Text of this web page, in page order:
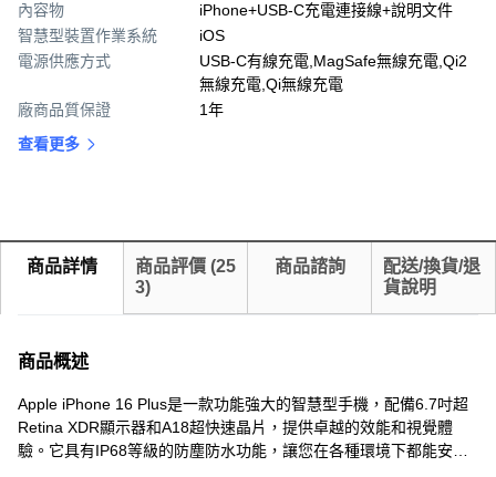
內容物
iPhone+USB‑C充電連接線+說明文件
智慧型裝置作業系統
iOS
電源供應方式
USB-C有線充電,MagSafe無線充電,Qi2
無線充電,Qi無線充電
廠商品質保證
1年
查看更多
商品詳情 商品評價 (25
3)
商品諮詢
配送/換貨/退
貨說明
商品概述
Apple iPhone 16 Plus是一款功能強大的智慧型手機，配備6.7吋超
Retina XDR顯示器和A18超快速晶片，提供卓越的效能和視覺體
驗。它具有IP68等級的防塵防水功能，讓您在各種環境下都能安心